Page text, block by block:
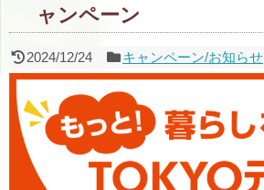
ャンペーン
2024/12/24 キャンペーン/お知らせ